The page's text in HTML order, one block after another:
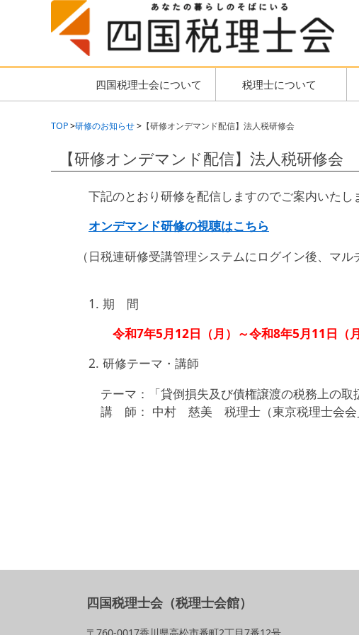
四国税理士会について 税理士について
TOP 研修のお知らせ 【研修オンデマンド配信】法人税研修会
【研修オンデマンド配信】法人税研修会
下記のとおり研修を配信しますのでご案内いたし
オンデマンド研修の視聴はこちら
（日税連研修受講管理システムにログイン後、マ
1. 期 間
令和7年5月12日（月）～令和8年5月11日（月
2. 研修テーマ・講師
テーマ：「貸倒損失及び債権譲渡の税務上の取
講 師： 中村 慈美 税理士（東京税理士会会
四国税理士会（税理士会館）